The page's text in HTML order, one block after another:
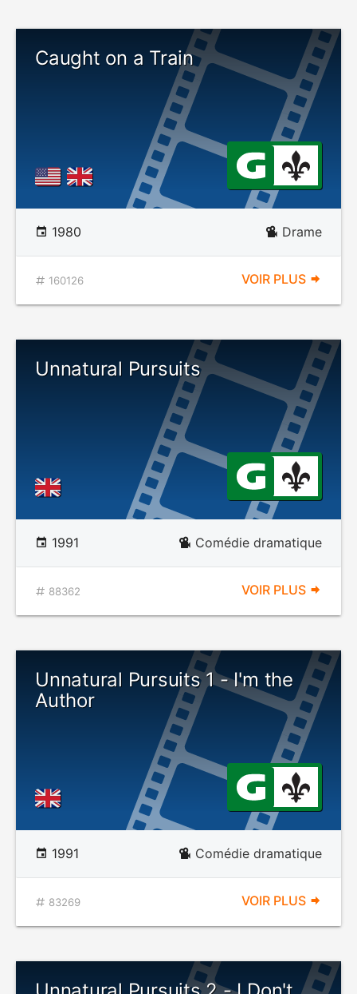
Caught on a Train
1980 Drame
160126 VOIR PLUS
Unnatural Pursuits
1991 Comédie dramatique
88362 VOIR PLUS
Unnatural Pursuits 1 - I'm the
Author
1991 Comédie dramatique
83269 VOIR PLUS